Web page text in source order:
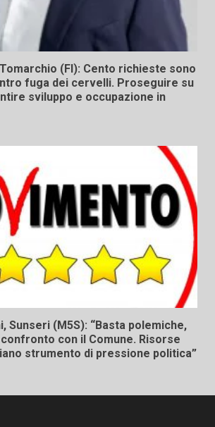
(FI): Cento richieste sono
fuga dei cervelli. Proseguire su
sviluppo e occupazione in
Sunseri (M5S): “Basta polemiche,
con il Comune. Risorse
strumento di pressione politica”